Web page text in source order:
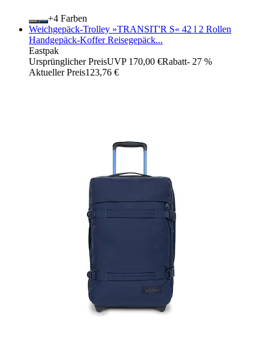
+
Farben
Weichgepäck-Trolley »TRANSIT'R S« 42 l 2 Rollen
Handgepäck-Koffer Reisegepäck...
Eastpak
Ursprünglicher PreisUVP 170,00 €Rabatt- 27 %
Aktueller Preis123,76 €